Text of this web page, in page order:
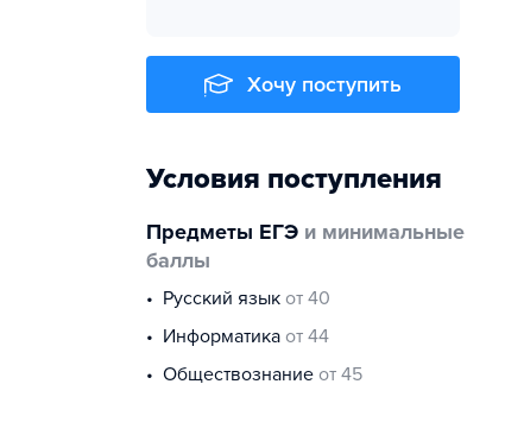
Хочу поступить
Условия поступления
Предметы ЕГЭ и минимальные
баллы
русский язык от 40
информатика от 44
обществознание от 45